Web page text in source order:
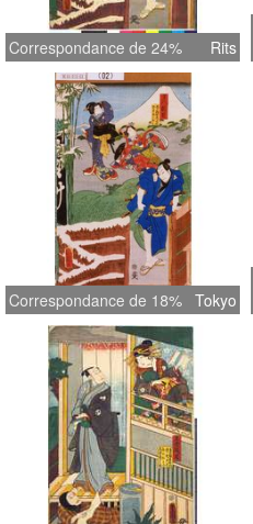
Correspondance de 24% Rits
Correspondance de 18% Tokyo